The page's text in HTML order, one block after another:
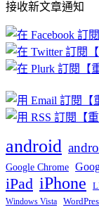
文
章
分
類
接收新文章通知
android
Google Chrome
iPad iPhone
Windows Vista